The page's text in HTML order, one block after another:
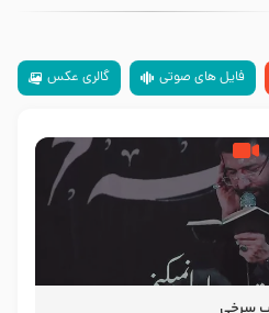
فایل های صوتی گالری عکس
سرخی